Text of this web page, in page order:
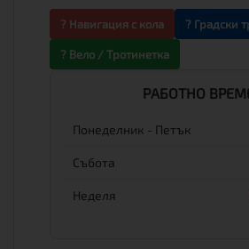
? Навигация с кола ? Градски
? Вело / Тротинетка
РАБОТНО
Понеделник - Петък
Събота
Неделя